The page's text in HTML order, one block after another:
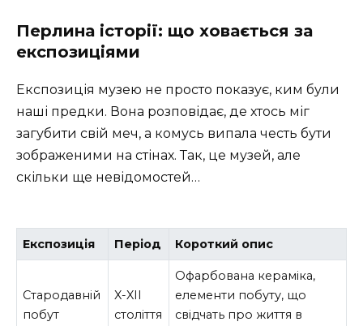
Перлина історії: що ховається за
експозиціями
Експозиція музею не просто показує, ким були
наші предки. Вона розповідає, де хтось міг
загубити свій меч, а комусь випала честь бути
зображеними на стінах. Так, це музей, але
скільки ще невідомостей…
Експозиція Період Короткий опис
Стародавній
побут
X-XII
століття
Офарбована кераміка,
елементи побуту, що
свідчать про життя в